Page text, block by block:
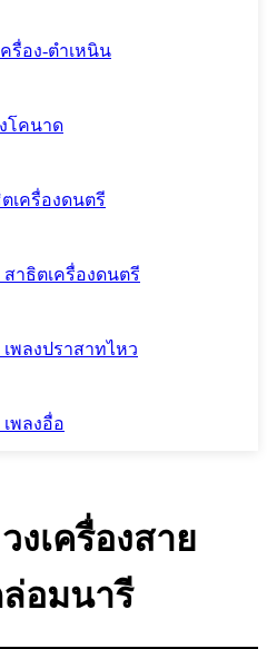
รื่อง-ตำเหนิน
โคนาด
เครื่องดนตรี
าธิตเครื่องดนตรี
พลงปราสาทไหว
พลงอื่อ
งเครื่องสาย
ล่อมนารี